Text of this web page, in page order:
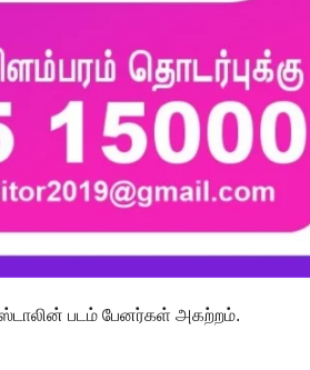
படம் பேனர்கள் அகற்றம்.